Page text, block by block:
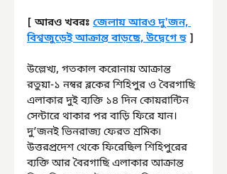
[ আরও খবরঃ জেলায় আরও দু'জন,
বিশ্বজুড়েই আক্রান্ত বাড়ছে, উদ্বেগে হু ]
উল্লেখ্য, গতকাল করোনায় আক্রান্ত
রতুয়া-১ নম্বর ব্লকের শিহিপুর ও বৈরগাছি
এলাকার দুই ব্যক্তি ১৪ দিন কোয়রান্টিন
সেন্টারে থাকার পর বাড়ি ফিরে যান।
দু’জনই ভিনরাজ্য ফেরত শ্রমিক৷
উত্তরপ্রদেশ থেকে ফিরেছিল শিহিপুরের
ব্যক্তি আর বৈরগাছি এলাকার আক্রান্ত